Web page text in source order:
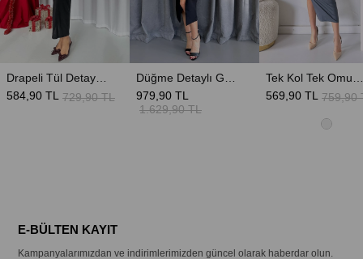
584,90 TL 729,90 TL
979,90 TL
1.629,90 TL
569,90 TL 759,90
E-BÜLTEN KAYIT
Kampanyalarımızdan ve indirimlerimizden güncel olarak haberdar olun.